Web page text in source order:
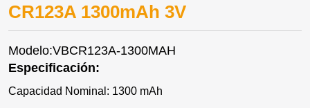
CR123A 1300mAh 3V
Modelo:VBCR123A-1300MAH
Especificación:
Capacidad Nominal: 1300 mAh